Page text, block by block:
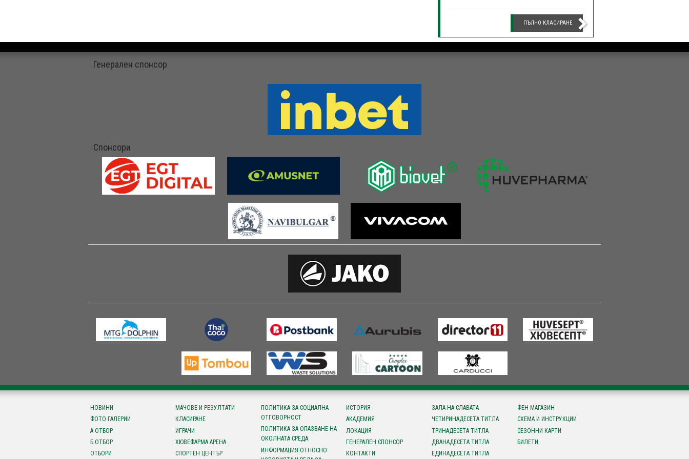
ПЪЛНО КЛАСИРАНЕ
Генерален спонсор
Спонсори
НОВИНИ
ФОТО ГАЛЕРИИ
А ОТБОР
Б ОТБОР
ОТБОРИ
МАЧОВЕ И РЕЗУЛТАТИ
КЛАСИРАНЕ
ИГРАЧИ
ХЮВЕФАРМА АРЕНА
СПОРТЕН ЦЕНТЪР
ПОЛИТИКА ЗА СОЦИАЛНА
ОТГОВОРНОСТ
ПОЛИТИКА ЗА ОПАЗВАНЕ НА
ОКОЛНАТА СРЕДА
ИНФОРМАЦИЯ ОТНОСНО
ИСТОРИЯ
АКАДЕМИЯ
ЛОКАЦИЯ
ГЕНЕРАЛЕН СПОНСОР
КОНТАКТИ
ЗАЛА НА СЛАВАТА
ЧЕТИРИНАДЕСЕТА ТИТЛА
ТРИНАДЕСЕТА ТИТЛА
ДВАНАДЕСЕТА ТИТЛА
ЕДИНАДЕСЕТА ТИТЛА
ФЕН МАГАЗИН
СХЕМА И ИНСТРУКЦИИ
СЕЗОННИ КАРТИ
БИЛЕТИ